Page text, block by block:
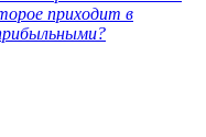
приходит в